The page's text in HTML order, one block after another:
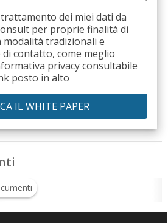
dei miei dati da
per proprie finalità di
tradizionali e
contatto, come meglio
privacy consultabile
posto in alto